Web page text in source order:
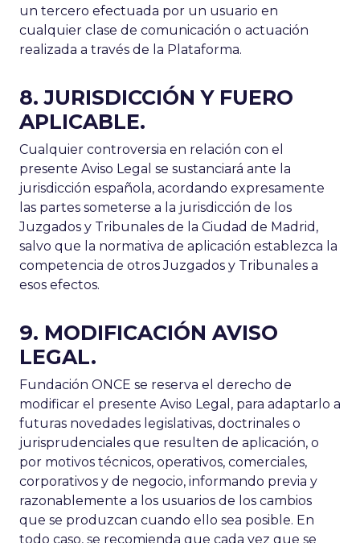
un tercero efectuada por un usuario en
cualquier clase de comunicación o actuación
realizada a través de la Plataforma.
8. JURISDICCIÓN Y FUERO
APLICABLE.
Cualquier controversia en relación con el
presente Aviso Legal se sustanciará ante la
jurisdicción española, acordando expresamente
las partes someterse a la jurisdicción de los
Juzgados y Tribunales de la Ciudad de Madrid,
salvo que la normativa de aplicación establezca la
competencia de otros Juzgados y Tribunales a
esos efectos.
9. MODIFICACIÓN AVISO
LEGAL.
Fundación ONCE se reserva el derecho de
modificar el presente Aviso Legal, para adaptarlo a
futuras novedades legislativas, doctrinales o
jurisprudenciales que resulten de aplicación, o
por motivos técnicos, operativos, comerciales,
corporativos y de negocio, informando previa y
razonablemente a los usuarios de los cambios
que se produzcan cuando ello sea posible. En
todo caso, se recomienda que cada vez que se